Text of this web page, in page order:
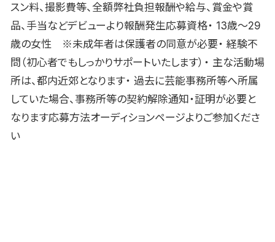
スン料、撮影費等、全額弊社負担報酬や給与、賞金や賞
品、手当などデビューより報酬発生応募資格・ 13歳〜29
歳の女性 ※未成年者は保護者の同意が必要・ 経験不
問（初心者でもしっかりサポートいたします）・ 主な活動場
所は、都内近郊となります・ 過去に芸能事務所等へ所属
していた場合、事務所等の契約解除通知・証明が必要と
なります応募方法オーディションページよりご参加くださ
い